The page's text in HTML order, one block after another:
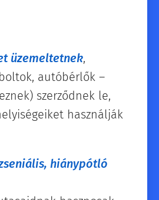
üzemeltetnek,
autóbérlők –
szerződnek le,
használják
hiánypótló